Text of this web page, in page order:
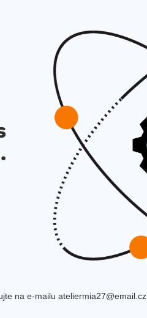
na e-mailu ateliermia27@email.cz